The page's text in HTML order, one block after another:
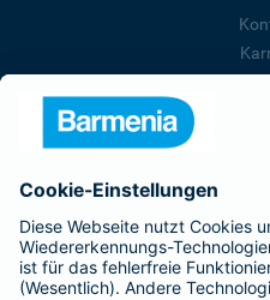
Barmenia ist Teil
Kranken-